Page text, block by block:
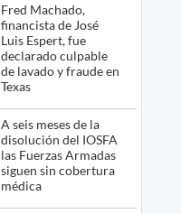
Fred Machado,
financista de José
Luis Espert, fue
declarado culpable
de lavado y fraude en
Texas
A seis meses de la
disolución del IOSFA
las Fuerzas Armadas
siguen sin cobertura
médica